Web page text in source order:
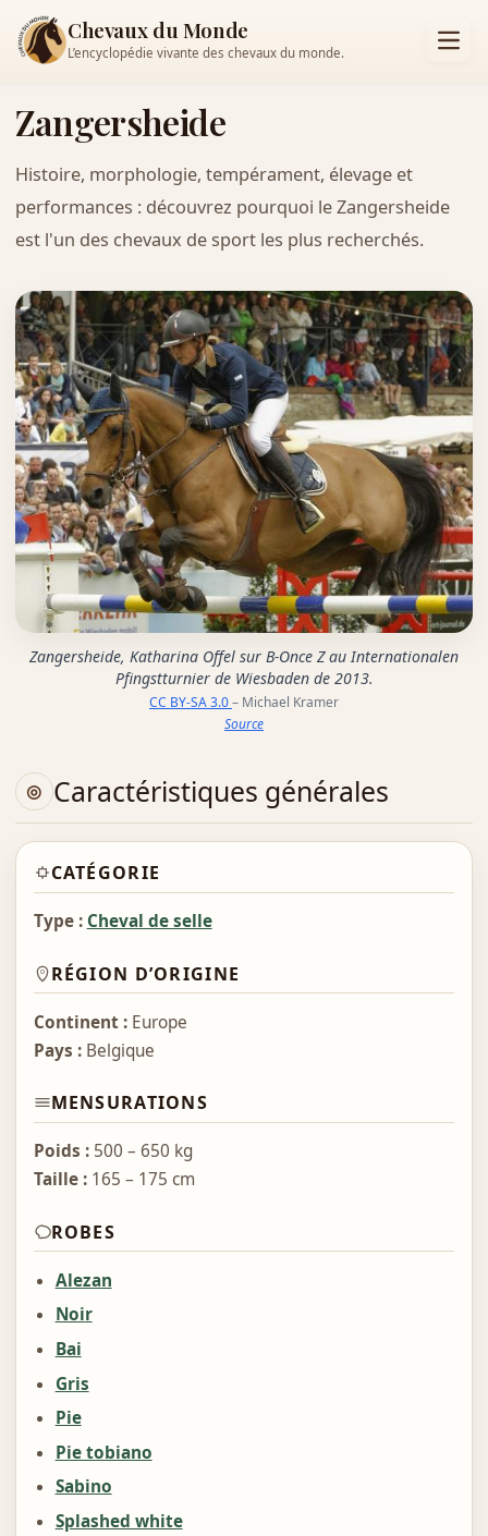
Chevaux du Monde
L’encyclopédie vivante des chevaux du monde.
Zangersheide
Histoire, morphologie, tempérament, élevage et
performances : découvrez pourquoi le Zangersheide
est l'un des chevaux de sport les plus recherchés.
Zangersheide, Katharina Offel sur B-Once Z au Internationalen
Pfingstturnier de Wiesbaden de 2013.
CC BY-SA 3.0– Michael Kramer
Source
Caractéristiques générales
CATÉGORIE
Type : Cheval de selle
RÉGION D’ORIGINE
Continent :Europe
Pays :Belgique
MENSURATIONS
Poids :500 – 650 kg
Taille :165 – 175 cm
ROBES
Alezan
Noir
Bai
Gris
Pie
Pie tobiano
Sabino
Splashed white